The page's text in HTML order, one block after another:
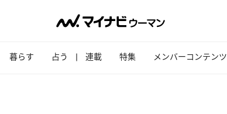
暮らす 占う 連載 特集 メンバーコンテンツ